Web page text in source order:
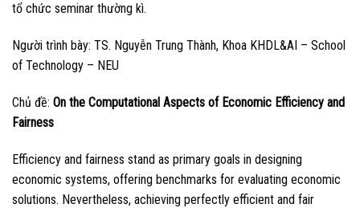
tổ chức seminar thường kì.
Người trình bày: TS. Nguyễn Trung Thành, Khoa KHDL&AI – School
of Technology – NEU
Chủ đề: On the Computational Aspects of Economic Efficiency and
Fairness
Efficiency and fairness stand as primary goals in designing
economic systems, offering benchmarks for evaluating economic
solutions. Nevertheless, achieving perfectly efficient and fair